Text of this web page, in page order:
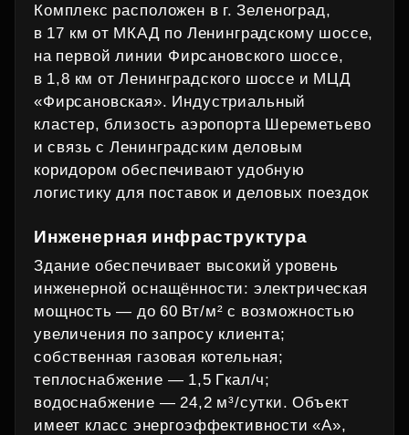
Комплекс расположен в г. Зеленоград,
в 17 км от МКАД по Ленинградскому шоссе,
на первой линии Фирсановского шоссе,
в 1,8 км от Ленинградского шоссе и МЦД
«Фирсановская». Индустриальный
кластер, близость аэропорта Шереметьево
и связь с Ленинградским деловым
коридором обеспечивают удобную
логистику для поставок и деловых поездок
Инженерная инфраструктура
Здание обеспечивает высокий уровень
инженерной оснащённости: электрическая
мощность — до 60 Вт/м² с возможностью
увеличения по запросу клиента;
собственная газовая котельная;
теплоснабжение — 1,5 Гкал/ч;
водоснабжение — 24,2 м³/сутки. Объект
имеет класс энергоэффективности «А»,